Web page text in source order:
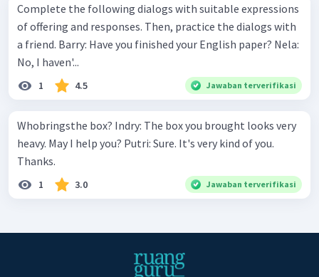
Complete the following dialogs with suitable expressions
of offering and responses. Then, practice the dialogs with
a friend. Barry: Have you finished your English paper? Nela:
No, I haven'...
1 4.5 Jawaban terverifikasi
Whobringsthe box? Indry: The box you brought looks very
heavy. May I help you? Putri: Sure. It's very kind of you.
Thanks.
1 3.0 Jawaban terverifikasi